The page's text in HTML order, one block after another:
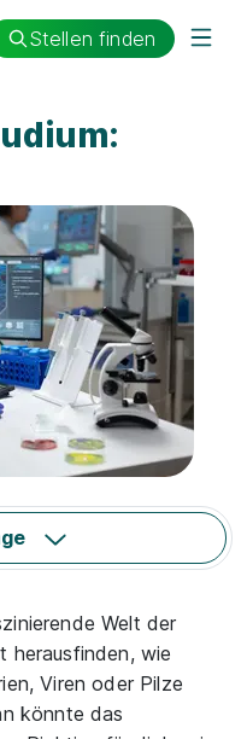
Stellen finden
Welt der
herausfinden, wie
Viren oder Pilze
könnte das